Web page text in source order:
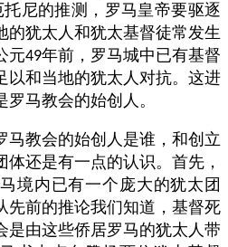
尼的推测，罗马皇帝要驱逐
的犹太人和犹太基督徒常发生
元49年前，罗马城中已有基督
以和当地的犹太人对抗。这进
马教会的始创人。
马教会的始创人是谁，和创立
还是有一点的认识。首先，
境内已有一个庞大的犹太团
先前的推论我们知道，基督死
是由这些侨居罗马的犹太人带